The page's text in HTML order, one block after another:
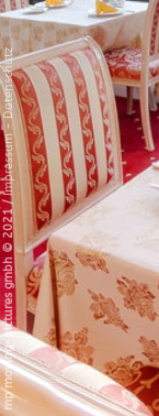
mp moving-pictures gmbh © 2021
/
Impressum
-
Datenschutz